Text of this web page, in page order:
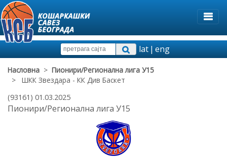
lat|eng
Насловна > Пионири/Регионална лига У15
> ШКК Звездара - КК Див Баскет
(93161) 01.03.2025
Пионири/Регионална лига У15